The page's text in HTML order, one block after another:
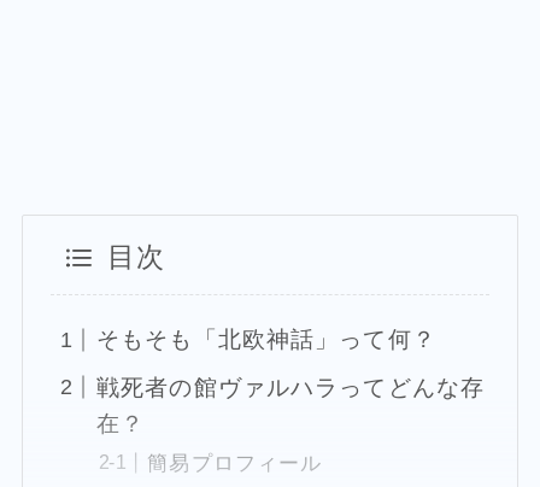
目次
そもそも「北欧神話」って何？
戦死者の館ヴァルハラってどんな存
在？
簡易プロフィール